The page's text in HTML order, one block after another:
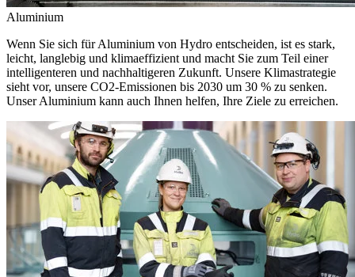
Aluminium
Wenn Sie sich für Aluminium von Hydro entscheiden, ist es stark,
leicht, langlebig und klimaeffizient und macht Sie zum Teil einer
intelligenteren und nachhaltigeren Zukunft. Unsere Klimastrategie
sieht vor, unsere CO2-Emissionen bis 2030 um 30 % zu senken.
Unser Aluminium kann auch Ihnen helfen, Ihre Ziele zu erreichen.